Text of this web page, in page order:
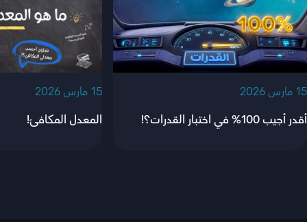
‫15 مارس 2026‬
أقدر أجيب 100% في اختبار القدرات؟!
‫15 مارس 2026‬
المعدل المكافئ!